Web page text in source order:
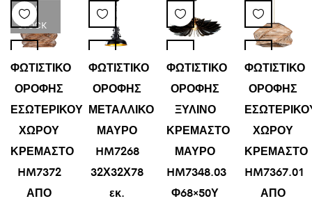
LOW
STOCK
ΦΩΤΙΣΤΙΚΟ
ΟΡΟΦΗΣ
ΕΣΩΤΕΡΙΚΟΥ
ΧΩΡΟΥ
ΚΡΕΜΑΣΤΟ
HM7372
ΑΠΟ
ΦΩΤΙΣΤΙΚΟ
ΟΡΟΦΗΣ
ΜΕΤΑΛΛΙΚΟ
ΜΑΥΡΟ
HM7268
32Χ32Χ78
εκ.
ΦΩΤΙΣΤΙΚΟ
ΟΡΟΦΗΣ
ΞΥΛΙΝΟ
ΚΡΕΜΑΣΤΟ
ΜΑΥΡΟ
HM7348.03
Φ68×50Υ
ΦΩΤΙΣΤΙΚΟ
ΟΡΟΦΗΣ
ΧΩΡΟΥ
ΚΡΕΜΑΣΤΟ
HM7367.01
ΑΠΟ